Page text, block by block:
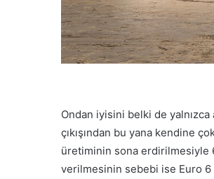
Ondan iyisini belki de
çıkışından bu yana kendine
üretiminin sona erdirilmesiyle
verilmesinin sebebi ise Euro 6